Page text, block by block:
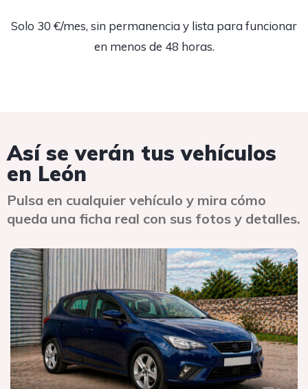
Solo 30 €/mes, sin permanencia y lista para funcionar
en menos de 48 horas.
Así se verán tus vehículos
en León
Pulsa en cualquier vehículo y mira cómo
queda una ficha real con sus fotos y detalles.